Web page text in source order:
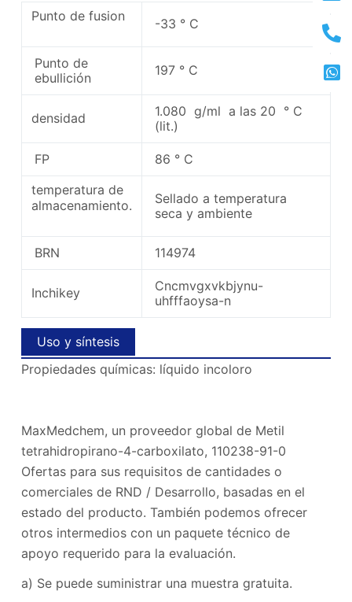
Punto de fusion -33 ° C
Punto de
ebullición
197 ° C
densidad
1.080 g/ml a las 20 ° C
(lit.)
FP
86 ° C
temperatura de
almacenamiento.
Sellado a temperatura
seca y ambiente
BRN 114974
Inchikey
Cncmvgxvkbjynu-
uhfffaoysa-n
Uso y síntesis
Propiedades químicas: líquido incoloro
MaxMedchem, un proveedor global de Metil
tetrahidropirano-4-carboxilato, 110238-91-0
Ofertas para sus requisitos de cantidades o
comerciales de RND / Desarrollo, basadas en el
estado del producto. También podemos ofrecer
otros intermedios con un paquete técnico de
apoyo requerido para la evaluación.
a) Se puede suministrar una muestra gratuita.